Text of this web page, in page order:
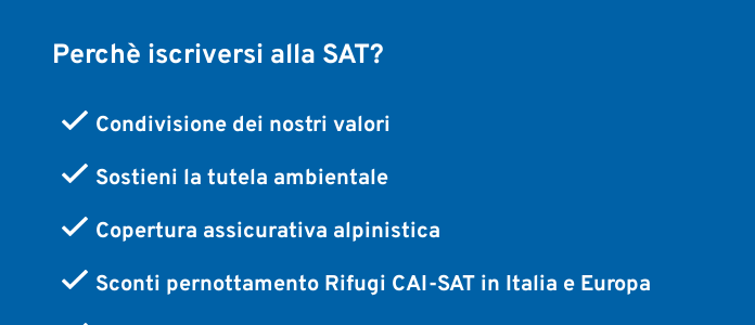
Perchè iscriversi alla SAT?
Condivisione dei nostri valori
Sostieni la tutela ambientale
Copertura assicurativa alpinistica
Sconti pernottamento Rifugi CAI-SAT in Italia e Europa